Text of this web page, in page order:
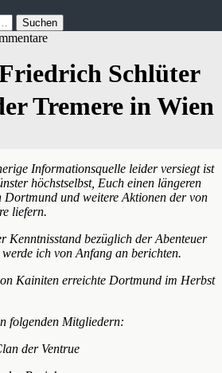
Schlüter
Tremere in Wien
Informationsquelle leider versiegt ist
höchstselbst, Euch einen längeren
und weitere Aktionen der von
liefern.
Kenntnisstand bezüglich der Abenteuer
ich von Anfang an berichten.
Kainiten erreichte Dortmund im Herbst
folgenden Mitgliedern:
der Ventrue